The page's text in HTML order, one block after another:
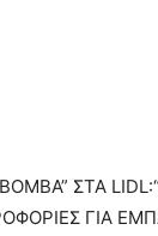
ΣΤΑ
ΓΙΑ